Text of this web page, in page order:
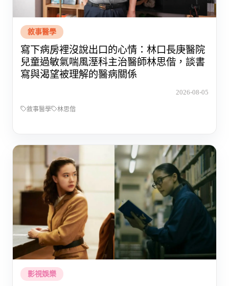
敘事醫學
寫下病房裡沒說出口的心情：林口長庚醫院
兒童過敏氣喘風溼科主治醫師林思偕，談書
寫與渴望被理解的醫病關係
2026-08-05
敘事醫學 林思偕
影視娛樂